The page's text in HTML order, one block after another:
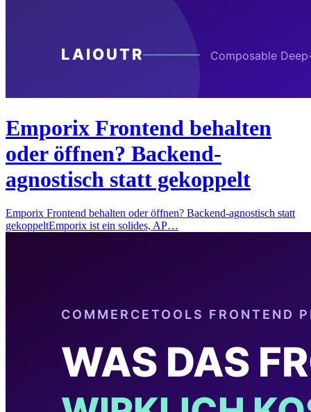
Emporix Frontend behalten
oder öffnen? Backend-
agnostisch statt gekoppelt
Emporix Frontend behalten oder öffnen? Backend-agnostisch statt
gekoppeltEmporix ist ein solides, AP…